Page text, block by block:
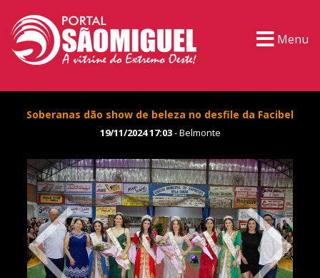
Menu
Soberanas dão show de beleza no desfile da Facibel
19/11/2024 17:03- Belmonte